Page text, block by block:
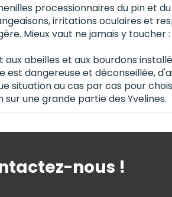
processionnaires du pin et
irritations oculaires et
Mieux vaut ne jamais y
aux abeilles et aux bourdons
est dangereuse et déconseillée,
situation au cas par cas pour
sur une grande partie des Yvelines.
nous !